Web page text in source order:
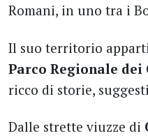
Romani, in uno tra i
Il suo territorio
Parco Regionale
ricco di storie,
Dalle strette viuzze di